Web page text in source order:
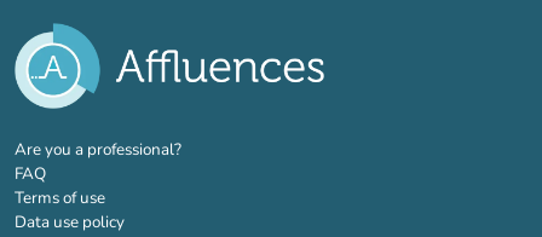
Are you a professional?(new tab)
FAQ
Terms of use
Data use policy